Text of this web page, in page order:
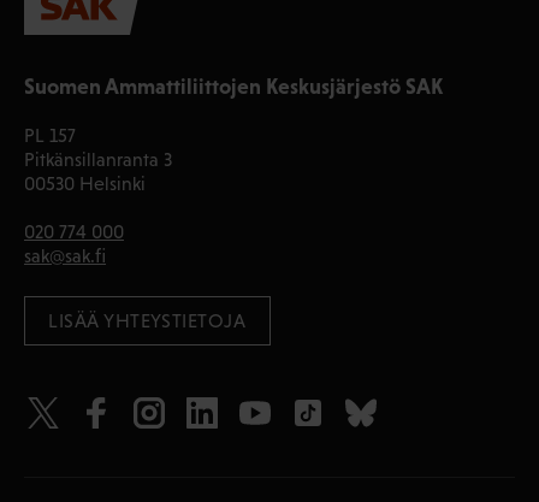
Suomen Ammattiliittojen Keskusjärjestö SAK
PL 157
Pitkänsillanranta 3
00530 Helsinki
020 774 000
sak@sak.fi
LISÄÄ YHTEYSTIETOJA